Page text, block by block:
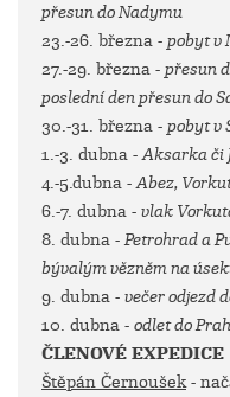
přesun do Nadymu
23.-26. března - pobyt v
27.-29. března - přesun
poslední den přesun do
30.-31. března - pobyt v
1.-3. dubna -Aksarka či
4.-5.dubna -Abez,
6.-7. dubna - vlak
8. dubna -Petrohrad a
bývalým vězněm na
9. dubna - večer odjezd
10. dubna - odlet do
ČLENOVÉ EXPEDICE
Štěpán Černoušek-